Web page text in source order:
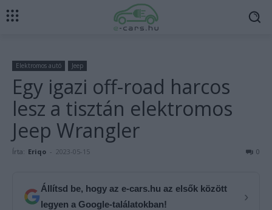
Elektromos autó Jeep
Egy igazi off-road harcos
lesz a tisztán elektromos
Jeep Wrangler
Írta: Eriqo - 2023-05-15 0
Állítsd be, hogy az e-cars.hu az elsők között
legyen a Google-találatokban!
›